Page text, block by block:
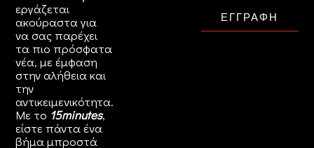
εργάζεται
ακούραστα για
να σας παρέχει
τα πιο πρόσφατα
νέα, με έμφαση
στην αλήθεια και
την
αντικειμενικότητα.
Με το 15minutes,
είστε πάντα ένα
βήμα μπροστά
ΕΓΓΡΑΦΗ